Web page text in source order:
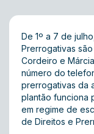
De 1º a 7 de
Prerrogativas
Cordeiro e
número do
prerrogativas da
plantão funciona
em regime de
de Direitos e